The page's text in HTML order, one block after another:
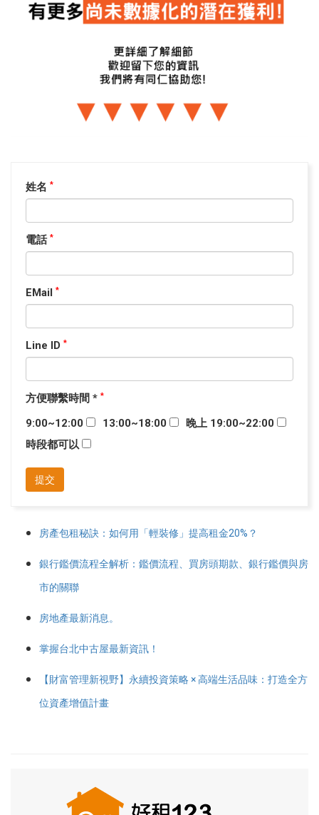
姓名 *
電話 *
EMail *
Line ID *
方便聯繫時間 * *
9:00~12:00 13:00~18:00
晚上 19:00~22:00
時段都可以
提交
房產包租秘訣：如何用「輕裝修」提高租金20%？
銀行鑑價流程全解析：鑑價流程、買房頭期款、銀行鑑價與房
市的關聯
房地產最新消息。
掌握台北中古屋最新資訊！
【財富管理新視野】永續投資策略 × 高端生活品味：打造全方
位資產增值計畫